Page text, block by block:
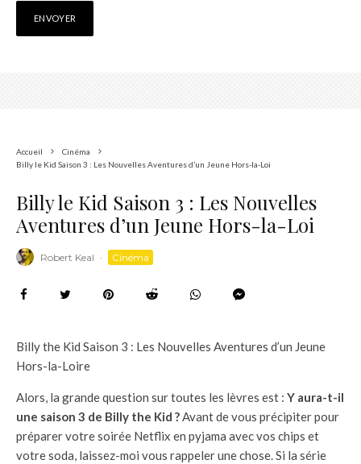
Accueil
Cinéma
Billy le Kid Saison 3 : Les Nouvelles Aventures d’un Jeune Hors-la-Loi
Billy le Kid Saison 3 : Les Nouvelles
Aventures d’un Jeune Hors-la-Loi
Robert Keal · Cinéma
Billy the Kid Saison 3 : Les Nouvelles Aventures d’un Jeune
Hors-la-Loire
Alors, la grande question sur toutes les lèvres est : Y aura-t-il
une saison 3 de Billy the Kid ?Avant de vous précipiter pour
préparer votre soirée Netflix en pyjama avec vos chips et
votre soda, laissez-moi vous rappeler une chose. Si la série